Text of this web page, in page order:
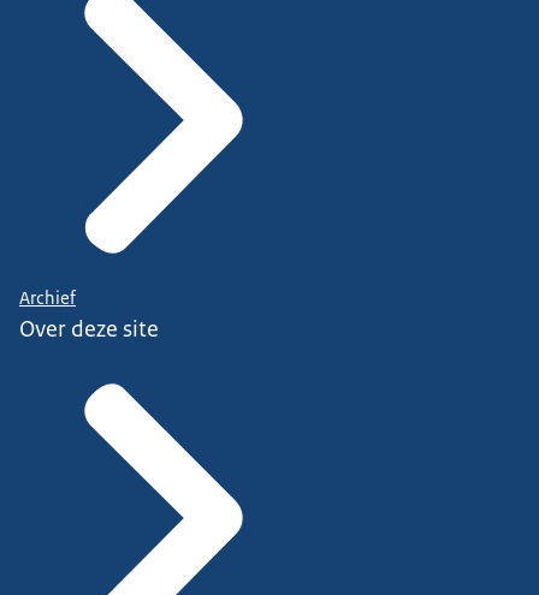
Archief
Over deze site